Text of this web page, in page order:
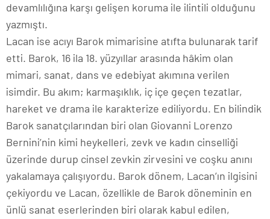
devamlılığına karşı gelişen koruma ile ilintili olduğunu
yazmıştı.
Lacan ise acıyı Barok mimarisine atıfta bulunarak tarif
etti. Barok, 16 ila 18. yüzyıllar arasında hâkim olan
mimari, sanat, dans ve edebiyat akımına verilen
isimdir. Bu akım; karmaşıklık, iç içe geçen tezatlar,
hareket ve drama ile karakterize ediliyordu. En bilindik
Barok sanatçılarından biri olan Giovanni Lorenzo
Bernini’nin kimi heykelleri, zevk ve kadın cinselliği
üzerinde durup cinsel zevkin zirvesini ve coşku anını
yakalamaya çalışıyordu. Barok dönem, Lacan’ın ilgisini
çekiyordu ve Lacan, özellikle de Barok döneminin en
ünlü sanat eserlerinden biri olarak kabul edilen,